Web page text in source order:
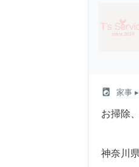
local_laundry_service 家事
お掃除
神奈川県